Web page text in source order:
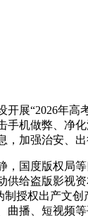
“2026年高考
手机做弊、净
，加强治安、
度版权局等
供给盗版影视
制授权出产文
曲播、短视频